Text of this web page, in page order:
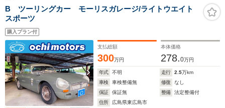
B ツーリングカー モーリスガレージ/ライトウエイト
スポーツ
購入プラン付
支払総額
300万円
本体価格
278.0万円
年式 不明 走行 2.5万km
車検
車検整備無 修復
なし
保証
保証無 整備
法定整備付
住所
広島県東広島市